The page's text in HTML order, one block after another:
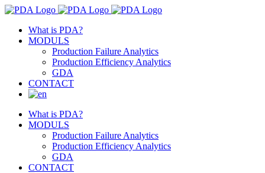
What is PDA?
MODULS
Production Failure Analytics
Production Efficiency Analytics
GDA
CONTACT
What is PDA?
MODULS
Production Failure Analytics
Production Efficiency Analytics
GDA
CONTACT